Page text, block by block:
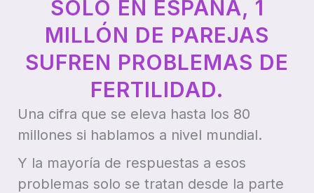
SÓLO EN ESPAÑA, 1
MILLÓN DE PAREJAS
SUFREN PROBLEMAS DE
FERTILIDAD.
Una cifra que se eleva hasta los 80
millones si hablamos a nivel mundial.
Y la mayoría de respuestas a esos
problemas solo se tratan desde la parte